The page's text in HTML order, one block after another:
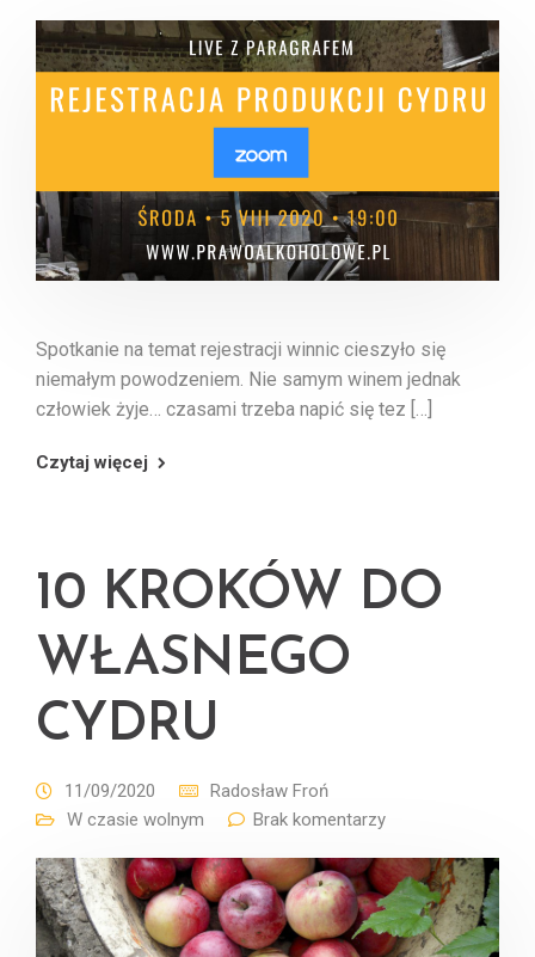
Spotkanie na temat rejestracji winnic cieszyło się
niemałym powodzeniem. Nie samym winem jednak
człowiek żyje… czasami trzeba napić się tez […]
Czytaj więcej
10 KROKÓW DO
WŁASNEGO
CYDRU
11/09/2020
Radosław Froń
W czasie wolnym
Brak komentarzy